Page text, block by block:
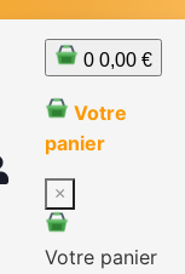
0 0,00 €
Votre
panier
×
Votre panier